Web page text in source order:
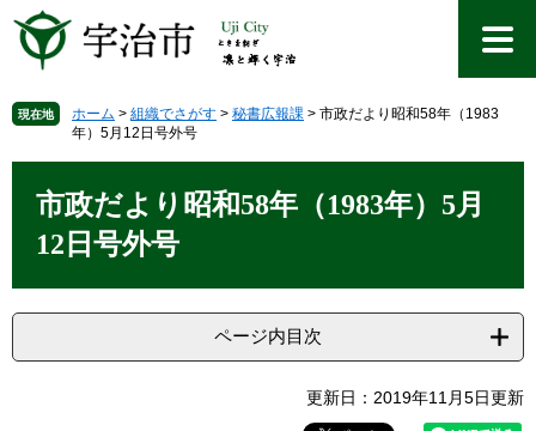
先
で
を
ば
へ
現在地 ホーム > 組織でさがす > 秘書広報課 > 市政だより昭和58年（1983
年）5月12日号外号
市政だより昭和58年（1983年）5月
12日号外号
ページ内目次
更新日：2019年11月5日更新